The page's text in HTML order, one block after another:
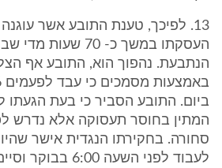
13. לפיכך, טענת התובע אשר
העסקתו במשך כ- 70
הנתבעת. נהפוך הוא, התובע אף
ביום. התובע הסביר כי בעת הגעתו
המתין בחוסר תעסוקה אלא נדרש
סחורה. בחקירתו הנגדית אישר
לעבוד לפני השעה